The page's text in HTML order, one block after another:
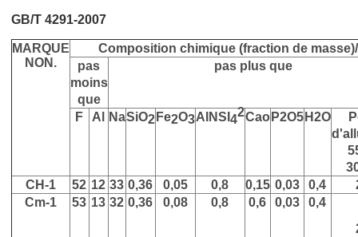
GB/T 4291-2007
MARQUE
NON.
Composition chimique (fraction de
pas
moins
que
pas plus que
F Al NaSiO2 Fe2O3AINSI 4
2Cao P2O5 H2O
CH-1
52 12 33 0,36 0,05 0,8 0,15 0,03 0,4
Cm-1
53 13 32 0,36 0,08 0,8 0,6 0,03
0,4